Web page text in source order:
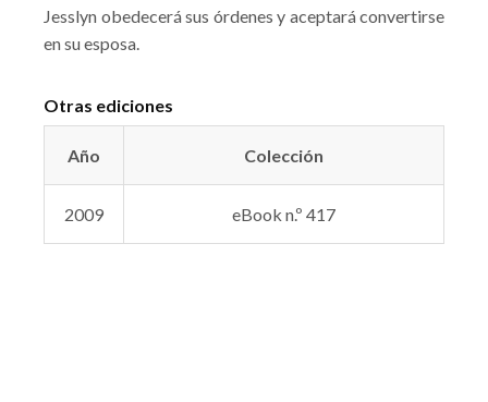
Jesslyn obedecerá sus órdenes y aceptará convertirse
en su esposa.
Otras ediciones
Año Colección
2009 eBook n.º 417